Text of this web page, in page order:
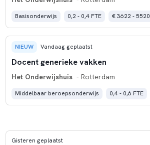
Basisonderwijs 0,2 - 0,4 FTE € 3622 - 5520
NIEUW Vandaag geplaatst
Docent generieke vakken
Het Onderwijshuis - Rotterdam
Middelbaar beroepsonderwijs 0,4 - 0,6 FTE
Gisteren geplaatst